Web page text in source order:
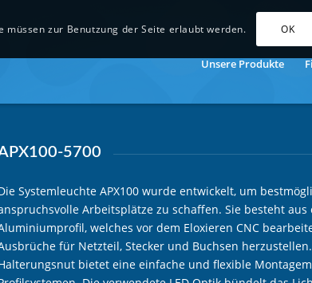
Unsere Produkte
5700
Systemleuchte APX100 wurde entwickelt, um
Arbeitsplätze zu schaffen. Sie besteht
welches vor dem Eloxieren CNC
für Netzteil, Stecker und Buchsen
bietet eine einfache und flexible
müssen zur Benutzung der Seite erlaubt werden. OK